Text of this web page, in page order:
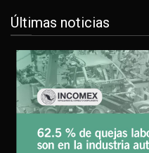
Últimas noticias